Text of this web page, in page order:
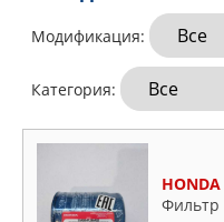
Модификация:
Категория:
Фильтр